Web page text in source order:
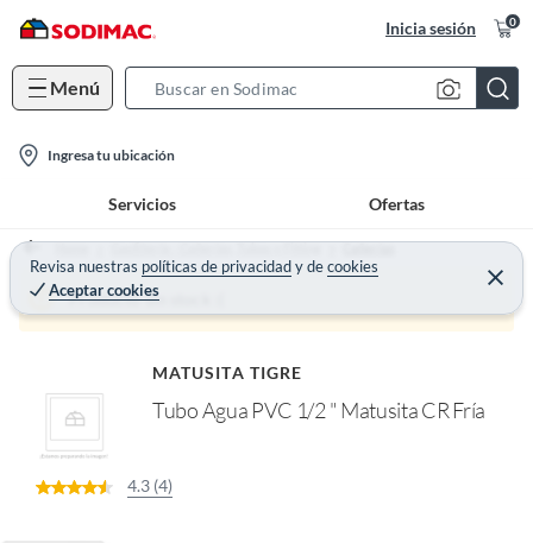
Inicia sesión 0
Menú
h
B
r
a
o
Ingresa tu ubicación
Servicios Ofertas
Revisa nuestras políticas de privacidadydecookies
Aceptar cookies
C
e
r
Home Gasfitería - Cañerías, Tubos y Fitting Cañerías
Producto sin stock :(
MATUSITA TIGRE
Tubo Agua PVC 1/2 " Matusita CR Fría
4.3 (4)